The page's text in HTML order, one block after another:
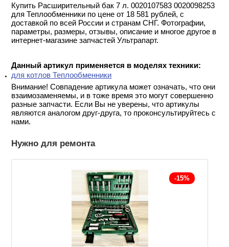
Купить Расширительный бак 7 л. 0020107583 0020098253
для Теплообменники по цене от 18 581 рублей, с
доставкой по всей России и странам СНГ. Фотографии,
параметры, размеры, отзывы, описание и многое другое в
интернет-магазине запчастей Ультрапарт.
Данный артикул применяется в моделях техники:
для котлов Теплообменники
Внимание! Совпадение артикула может означать, что они
взаимозаменяемы, и в тоже время это могут совершенно
разные запчасти. Если Вы не уверены, что артикулы
являются аналогом друг-друга, то проконсультируйтесь с
нами.
Нужно для ремонта
-15%